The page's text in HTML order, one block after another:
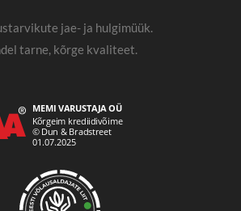
jae- ja hulgimüük.
tarne, kõrge kvaliteet.